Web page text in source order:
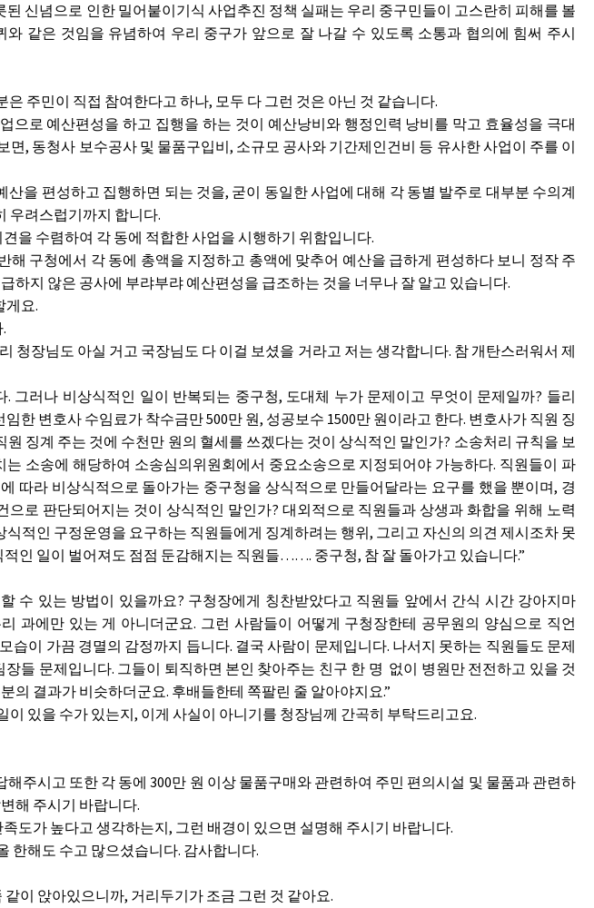
신념으로 인한 밀어붙이기식 사업추진 정책 실패는 우리 중구민들이 고스란히 피해를 볼
같은 것임을 유념하여 우리 중구가 앞으로 잘 나갈 수 있도록 소통과 협의에 힘써 주시
주민이 직접 참여한다고 하나, 모두 다 그런 것은 아닌 것 같습니다.
으로 예산편성을 하고 집행을 하는 것이 예산낭비와 행정인력 낭비를 막고 효율성을 극대
, 동청사 보수공사 및 물품구입비, 소규모 공사와 기간제인건비 등 유사한 사업이 주를 이
을 편성하고 집행하면 되는 것을, 굳이 동일한 사업에 대해 각 동별 발주로 대부분 수의계
우려스럽기까지 합니다.
을 수렴하여 각 동에 적합한 사업을 시행하기 위함입니다.
구청에서 각 동에 총액을 지정하고 총액에 맞추어 예산을 급하게 편성하다 보니 정작 주
하지 않은 공사에 부랴부랴 예산편성을 급조하는 것을 너무나 잘 알고 있습니다.
게요.
청장님도 아실 거고 국장님도 다 이걸 보셨을 거라고 저는 생각합니다. 참 개탄스러워서 제
그러나 비상식적인 일이 반복되는 중구청, 도대체 누가 문제이고 무엇이 문제일까? 들리
한 변호사 수임료가 착수금만 500만 원, 성공보수 1500만 원이라고 한다. 변호사가 직원 징
징계 주는 것에 수천만 원의 혈세를 쓰겠다는 것이 상식적인 말인가? 소송처리 규칙을 보
소송에 해당하여 소송심의위원회에서 중요소송으로 지정되어야 가능하다. 직원들이 파
따라 비상식적으로 돌아가는 중구청을 상식적으로 만들어달라는 요구를 했을 뿐이며, 경
로 판단되어지는 것이 상식적인 말인가? 대외적으로 직원들과 상생과 화합을 위해 노력
적인 구정운영을 요구하는 직원들에게 징계하려는 행위, 그리고 자신의 의견 제시조차 못
인 일이 벌어져도 점점 둔감해지는 직원들……. 중구청, 참 잘 돌아가고 있습니다.”
수 있는 방법이 있을까요? 구청장에게 칭찬받았다고 직원들 앞에서 간식 시간 강아지마
과에만 있는 게 아니더군요. 그런 사람들이 어떻게 구청장한테 공무원의 양심으로 직언
습이 가끔 경멸의 감정까지 듭니다. 결국 사람이 문제입니다. 나서지 못하는 직원들도 문제
들 문제입니다. 그들이 퇴직하면 본인 찾아주는 친구 한 명 없이 병원만 전전하고 있을 것
의 결과가 비슷하더군요. 후배들한테 쪽팔린 줄 알아야지요.”
있을 수가 있는지, 이게 사실이 아니기를 청장님께 간곡히 부탁드리고요.
주시고 또한 각 동에 300만 원 이상 물품구매와 관련하여 주민 편의시설 및 물품과 관련하
해 주시기 바랍니다.
도가 높다고 생각하는지, 그런 배경이 있으면 설명해 주시기 바랍니다.
한해도 수고 많으셨습니다. 감사합니다.
이 앉아있으니까, 거리두기가 조금 그런 것 같아요.